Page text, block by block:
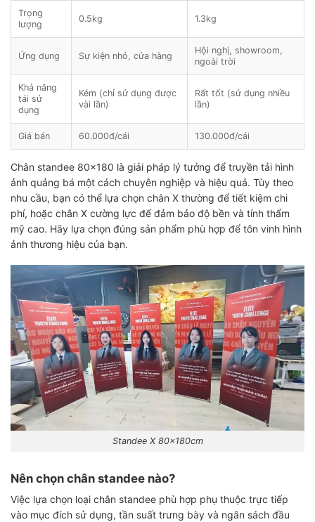
Trọng
lượng
0.5kg 1.3kg
Ứng dụng Sự kiện nhỏ, cửa hàng
Hội nghị, showroom,
ngoài trời
Khả năng
tái sử
dụng
Kém (chỉ sử dụng được
vài lần)
Rất tốt (sử dụng nhiều
lần)
Giá bán 60.000đ/cái 130.000đ/cái
Chân standee 80×180 là giải pháp lý tưởng để truyền tải hình
ảnh quảng bá một cách chuyên nghiệp và hiệu quả. Tùy theo
nhu cầu, bạn có thể lựa chọn chân X thường để tiết kiệm chi
phí, hoặc chân X cường lực để đảm bảo độ bền và tính thẩm
mỹ cao. Hãy lựa chọn đúng sản phẩm phù hợp để tôn vinh hình
ảnh thương hiệu của bạn.
Standee X 80x180cm
Nên chọn chân standee nào?
Việc lựa chọn loại chân standee phù hợp phụ thuộc trực tiếp
vào mục đích sử dụng, tần suất trưng bày và ngân sách đầu